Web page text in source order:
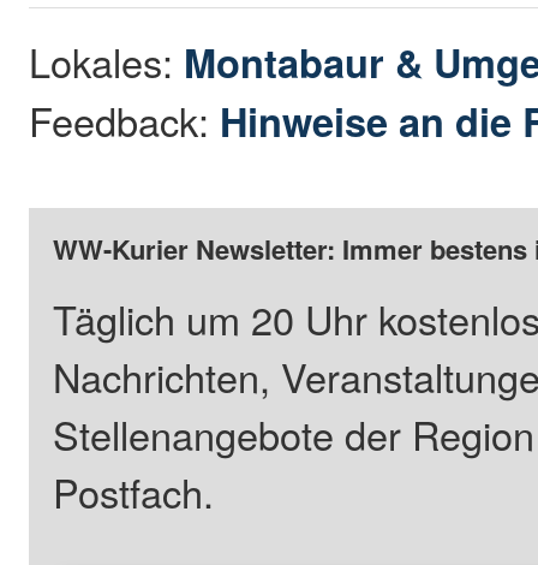
Lokales: Montabaur &
Feedback: Hinweise an die
WW-Kurier Newsletter: Immer
Täglich um 20 Uhr
Nachrichten,
Stellenangebote der
Postfach.